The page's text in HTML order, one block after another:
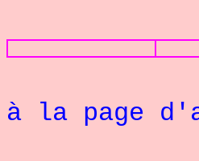
à la page